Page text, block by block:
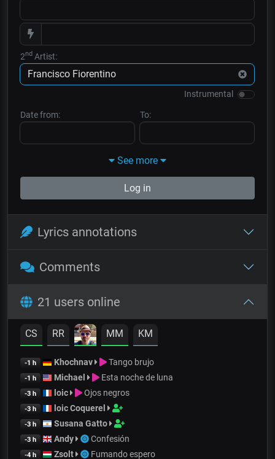
2nd Artist:
Instrumental
Date from: To:
See more
Log in
Lyrics annotations
Comments
21 users online
CS RR MM KM
-1 h Khochnav Tango brujo
-1 h Michael Esta noche de luna
-3 h loic Ojos negros
-3 h loic Coquerel
-3 h Susana Gatto
-3 h Andy Confesión
-4 h Zsolt Fumando espero